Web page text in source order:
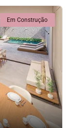
Em Construção